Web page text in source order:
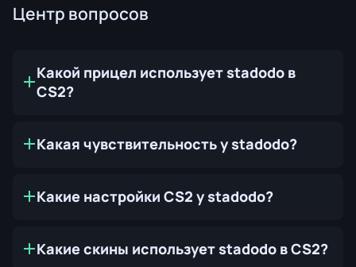
Центр вопросов
Какой прицел использует stadodo в
CS2?
Какая чувствительность у stadodo?
Какие настройки CS2 у stadodo?
Какие скины использует stadodo в CS2?